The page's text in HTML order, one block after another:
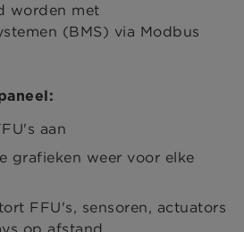
worden met
(BMS) via Modbus
aan
grafieken weer voor elke
FFU's, sensoren, actuators